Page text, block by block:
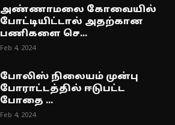
அண்ணாமலை கோவையில்
போட்டியிட்டால் அதற்கான
பணிகளை செ...
Feb 4, 2024
போலிஸ் நிலையம் முன்பு
போராட்டத்தில் ஈடுபட்ட
போதை ...
Feb 4, 2024